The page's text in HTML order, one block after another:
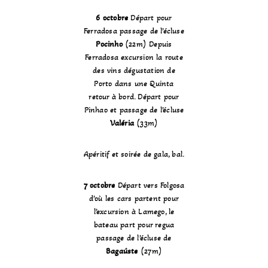
6 octobreDépart pour
Ferradosa passage de l’écluse
Pocinho(22m) Depuis
Ferradosa excursion la route
des vins dégustation de
Porto dans une Quinta
retour à bord. Départ pour
Pinhao et passage de l’écluse
Valéria(33m)
Apéritif et soirée de gala, bal.
7 octobre Départ vers Folgosa
d’où les cars partent pour
l’excursion à Lamego, le
bateau part pour regua
passage de l’écluse de
Bagaúste (27m)